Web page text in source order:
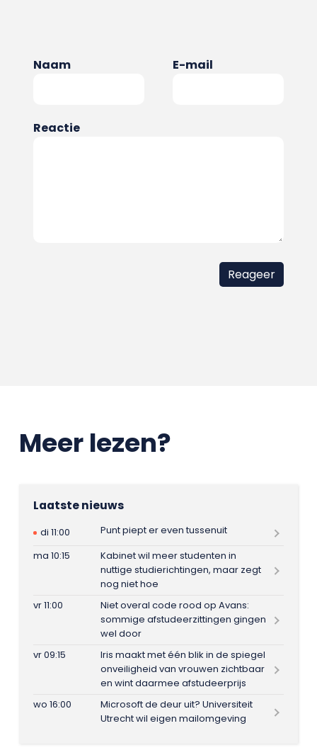
Naam E-mail
Reactie
Meer lezen?
Laatste nieuws
di 11:00
Punt piept er even tussenuit
ma 10:15
Kabinet wil meer studenten in
nuttige studierichtingen, maar zegt
nog niet hoe
vr 11:00
Niet overal code rood op Avans:
sommige afstudeerzittingen gingen
wel door
vr 09:15
Iris maakt met één blik in de spiegel
onveiligheid van vrouwen zichtbaar
en wint daarmee afstudeerprijs
wo 16:00
Microsoft de deur uit? Universiteit
Utrecht wil eigen mailomgeving